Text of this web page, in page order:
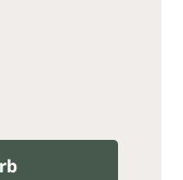
Gib den